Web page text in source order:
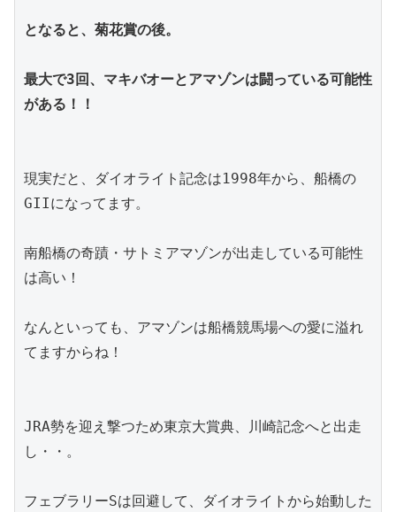
となると、菊花賞の後。
最大で3回、マキバオーとアマゾンは闘っている可能性
がある！！
現実だと、ダイオライト記念は1998年から、船橋の
GIIになってます。
南船橋の奇蹟・サトミアマゾンが出走している可能性
は高い！
なんといっても、アマゾンは船橋競馬場への愛に溢れ
てますからね！
JRA勢を迎え撃つため東京大賞典、川崎記念へと出走
し・・。
フェブラリーSは回避して、ダイオライトから始動した